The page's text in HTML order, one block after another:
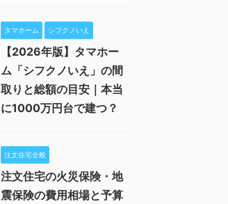
タマホーム シフクノいえ
【2026年版】タマホー
ム「シフクノいえ」の間
取りと総額の目安｜本当
に1000万円台で建つ？
注文住宅全般
注文住宅の火災保険・地
震保険の費用相場と予算